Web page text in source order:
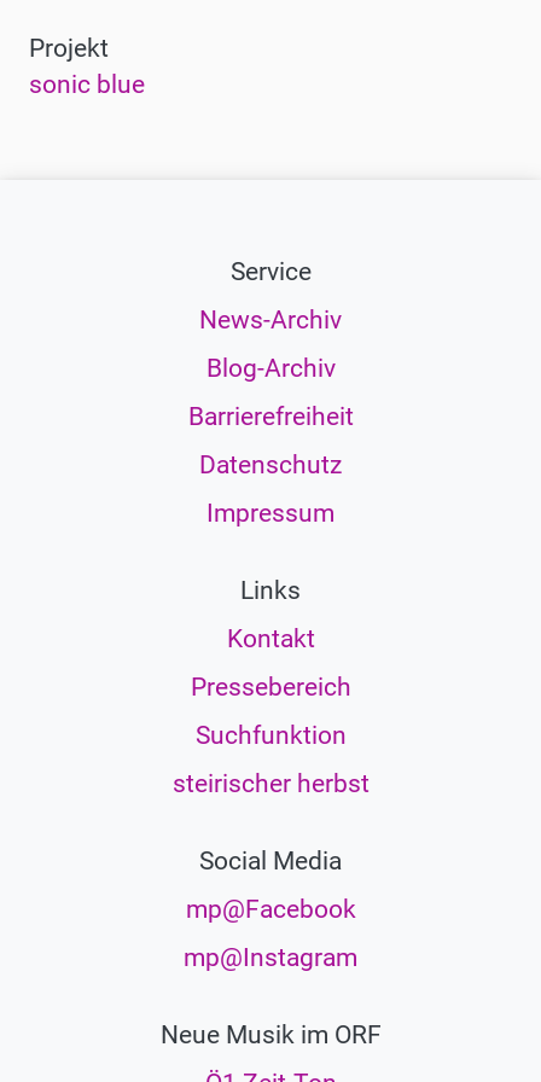
©
ORF
Projekt
sonic blue
Service
News-Archiv
Blog-Archiv
Barrierefreiheit
Datenschutz
Impressum
Links
Kontakt
Pressebereich
Suchfunktion
steirischer herbst
Social Media
mp@Facebook
mp@Instagram
Neue Musik im ORF